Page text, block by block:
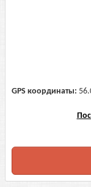
GPS координаты: